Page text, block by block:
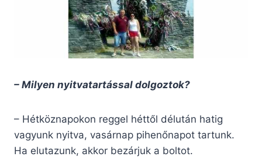
– Milyen nyitvatartással dolgoztok?
– Hétköznapokon reggel héttől délután hatig
vagyunk nyitva, vasárnap pihenőnapot tartunk.
Ha elutazunk, akkor bezárjuk a boltot.